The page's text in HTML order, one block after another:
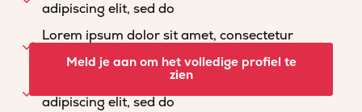
adipiscing elit, sed do
Lorem ipsum dolor sit amet, consectetur
adipiscing elit, sed do
Lorem ipsum dolor sit amet, consectetur
adipiscing elit, sed do
Meld je aan om het volledige profiel te
zien